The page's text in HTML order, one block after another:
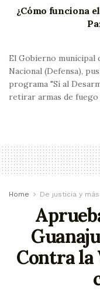
¿Cómo funciona
El Gobierno municipal
Nacional (Defensa),
programa "Sí al
retirar armas de fuego
Home De justicia y más
Contra la